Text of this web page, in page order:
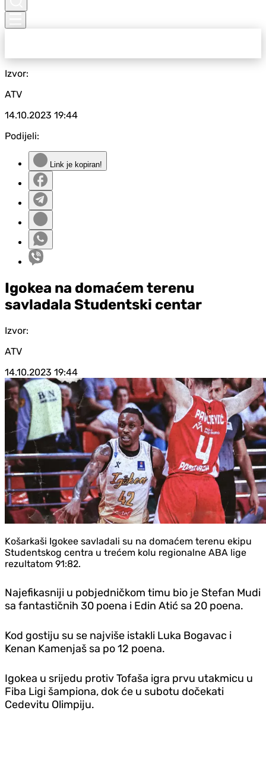
Izvor:
ATV
14.10.2023 19:44
Podijeli:
Link je kopiran!
Igokea na domaćem terenu
savladala Studentski centar
Izvor:
ATV
14.10.2023 19:44
Košarkaši Igokee savladali su na domaćem terenu ekipu
Studentskog centra u trećem kolu regionalne ABA lige
rezultatom 91:82.
Najefikasniji u pobjedničkom timu bio je Stefan Mudi
sa fantastičnih 30 poena i Edin Atić sa 20 poena.
Kod gostiju su se najviše istakli Luka Bogavac i
Kenan Kamenjaš sa po 12 poena.
Igokea u srijedu protiv Tofaša igra prvu utakmicu u
Fiba Ligi šampiona, dok će u subotu dočekati
Cedevitu Olimpiju.